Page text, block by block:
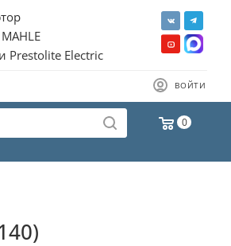
Prestolite Electric
ВОЙТИ
0